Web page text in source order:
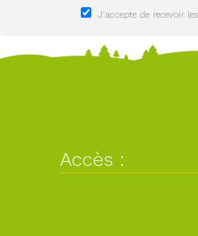
J'accepte de recevoir
Accès :